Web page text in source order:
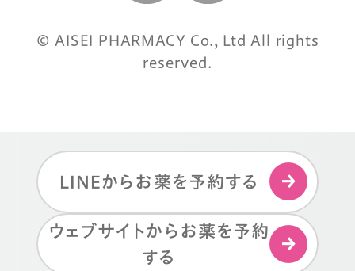
LINEからお薬を予約する
ウェブサイトからお薬を予約
する
© AISEI PHARMACY Co., Ltd All rights
reserved.